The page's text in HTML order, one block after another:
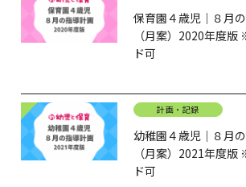
保育園４歳児｜８月
（月案）2020年度
ド可
計画・記録
幼稚園４歳児｜８月
（月案）2021年度
ド可